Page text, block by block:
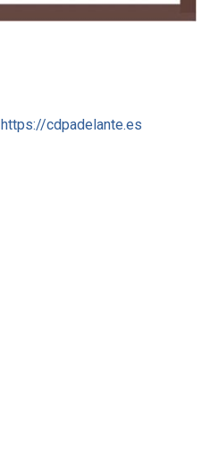
https://cdpadelante.es